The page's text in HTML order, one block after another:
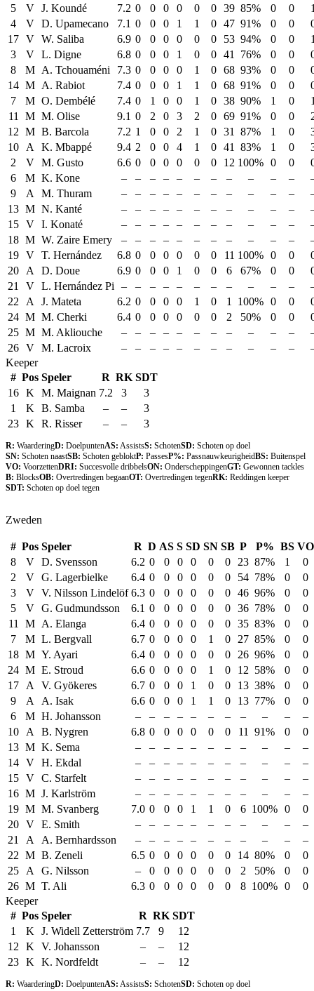
5
V J. Koundé 7.2 0 0 0 0 0 0 39 85% 0 0
4
V D. Upamecano 7.1 0 0 0 1 1 0 47 91% 0 0
17 V W. Saliba 6.9 0 0 0 0 0 0 53 94% 0 0
3
V L. Digne 6.8 0 0 0 1 0 0 41 76% 0 0
8
M A. Tchouaméni 7.3 0 0 0 0 1 0 68 93% 0 0
14 M A. Rabiot 7.4 0 0 0 1 1 0 68 91% 0 0
7
M O. Dembélé 7.4 0 1 0 0 1 0 38 90% 1 0
11
M M. Olise 9.1 0 2 0 3 2 0 69 91% 0 0
12 M B. Barcola 7.2 1 0 0 2 1 0 31 87% 1 0
10
A K. Mbappé 9.4 2 0 0 4 1 0 41 83% 1 0
2
V M. Gusto 6.6 0 0 0 0 0 0 12 100% 0 0
6
M K. Kone – – – – – – – – – – –
9
A M. Thuram – – – – – – – – – – –
13 M N. Kanté – – – – – – – – – – –
15 V I. Konaté – – – – – – – – – – –
18 M W. Zaire Emery – – – – – – – – – – –
19 V T. Hernández 6.8 0 0 0 0 0 0 11 100% 0 0
20
A D. Doue 6.9 0 0 0 1 0 0 6 67% 0 0
21
V L. Hernández Pi – – – – – – – – – – –
22
A J. Mateta 6.2 0 0 0 0 1 0 1 100% 0 0
24 M M. Cherki 6.4 0 0 0 0 0 0 2 50% 0 0
25 M M. Akliouche – – – – – – – – – – –
26 V M. Lacroix – – – – – – – – – – –
Keeper
# Pos Speler R RK SDT
16 K M. Maignan 7.2 3
3
1
K B. Samba – –
3
23 K R. Risser – – 3
R: WaarderingD: DoelpuntenAS: AssistsS: SchotenSD: Schoten op doel
SN: Schoten naastSB: Schoten gebloktP: PassesP%: PassnauwkeurigheidBS: Buitenspel
VO: VoorzettenDRI: Succesvolle dribbelsON: OnderscheppingenGT: Gewonnen tackles
B: BlocksOB: Overtredingen begaanOT: Overtredingen tegenRK: Reddingen keeper
SDT: Schoten op doel tegen
Zweden
# Pos Speler R D AS S SD SN SB P P% BS VO
8
V D. Svensson 6.2 0 0 0 0 0 0 23 87% 1
0
2
V G. Lagerbielke 6.4 0 0 0 0 0 0 54 78% 0
0
3
V V. Nilsson Lindelöf 6.3 0 0 0 0 0 0 46 96% 0
0
5
V G. Gudmundsson 6.1 0 0 0 0 0 0 36 78% 0
0
11
M A. Elanga 6.4 0 0 0 0 0 0 35 83% 0
0
7
M L. Bergvall 6.7 0 0 0 0 1 0 27 85% 0
0
18 M Y. Ayari 6.4 0 0 0 0 0 0 26 96% 0
0
24 M E. Stroud 6.6 0 0 0 0 1 0 12 58% 0
0
17
A V. Gyökeres 6.7 0 0 0 1 0 0 13 38% 0
0
9
A A. Isak 6.6 0 0 0 1 1 0 13 77% 0
0
6
M H. Johansson – – – – – – – – – –
–
10
A B. Nygren 6.8 0 0 0 0 0 0 11 91% 0
0
13 M K. Sema – – – – – – – – – –
–
14 V H. Ekdal – – – – – – – – – –
–
15 V C. Starfelt – – – – – – – – – –
–
16 M J. Karlström – – – – – – – – – –
–
19 M M. Svanberg 7.0 0 0 0 1 1 0 6 100% 0
0
20 V E. Smith – – – – – – – – – –
–
21
A A. Bernhardsson – – – – – – – – – –
–
22 M B. Zeneli 6.5 0 0 0 0 0 0 14 80% 0
0
25
A G. Nilsson – 0 0 0 0 0 0 2 50% 0
0
26 M T. Ali 6.3 0 0 0 0 0 0 8 100% 0
0
Keeper
# Pos Speler R RK SDT
1
K J. Widell Zetterström 7.7 9
12
12
K V. Johansson – –
12
23 K K. Nordfeldt – – 12
R: WaarderingD: DoelpuntenAS: AssistsS: SchotenSD: Schoten op doel